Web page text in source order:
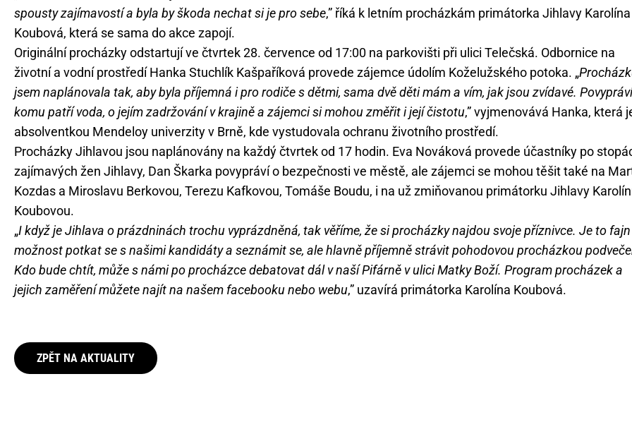
spousty zajímavostí a byla by škoda nechat si je pro sebe,” říká k letním procházkám primátorka Jihlavy Karolína
Koubová, která se sama do akce zapojí.
Originální procházky odstartují ve čtvrtek 28. července od 17:00 na parkovišti při ulici Telečská. Odbornice na
životní a vodní prostředí Hanka Stuchlík Kašpaříková provede zájemce údolím Koželužského potoka. „
jsem naplánovala tak, aby byla příjemná i pro rodiče s dětmi, sama dvě děti mám a vím, jak jsou zvídavé.
komu patří voda, o jejím zadržování v krajině a zájemci si mohou změřit i její čistotu,” vyjmenovává Hanka, která
absolventkou Mendeloy univerzity v Brně, kde vystudovala ochranu životního prostředí.
Procházky Jihlavou jsou naplánovány na každý čtvrtek od 17 hodin. Eva Nováková provede účastníky po
zajímavých žen Jihlavy, Dan Škarka povypráví o bezpečnosti ve městě, ale zájemci se mohou těšit také na
Kozdas a Miroslavu Berkovou, Terezu Kafkovou, Tomáše Boudu, i na už zmiňovanou primátorku Jihlavy
Koubovou.
„I když je Jihlava o prázdninách trochu vyprázdněná, tak věříme, že si procházky najdou svoje příznivce. Je to fajn
možnost potkat se s našimi kandidáty a seznámit se, ale hlavně příjemně strávit pohodovou procházkou
Kdo bude chtít, může s námi po procházce debatovat dál v naší Pifárně v ulici Matky Boží. Program procházek a
jejich zaměření můžete najít na našem facebooku nebo webu,” uzavírá primátorka Karolína Koubová.
ZPĚT NA AKTUALITY